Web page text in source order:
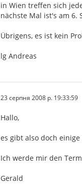
in Wien treffen sich
nächste Mal ist's am 6.
Übrigens, es ist kein
lg Andreas
23 серпня 2008 р. 19:33:59
Hallo,
es gibt also doch
Ich werde mir den
Gerald